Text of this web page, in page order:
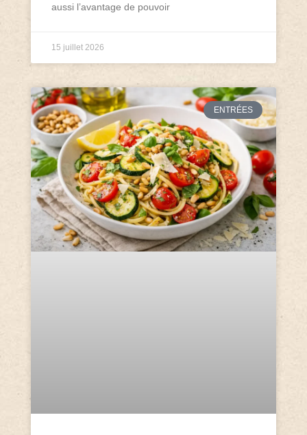
aussi l’avantage de pouvoir
15 juillet 2026
ENTRÉES